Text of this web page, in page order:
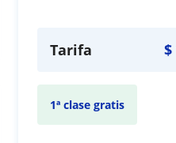
Tarifa $
1ª clase gratis